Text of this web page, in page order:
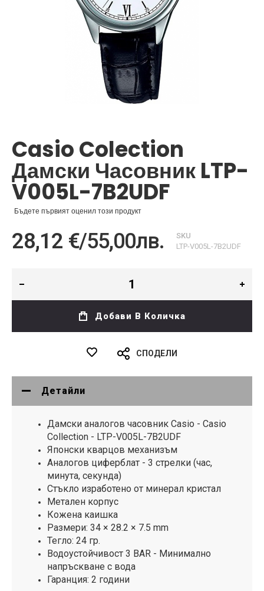
на
галерия
със
снимки
Casio Colection
Дамски Часовник LTP-
V005L-7B2UDF
Бъдете първият оценил този продукт
28,12 €/55,00лв.
SKU
LTP-V005L-7B2UDF
Добави В Количка
СПОДЕЛИ
Детайли
Дамски аналогов часовник Casio - Casio
Collection - LTP-V005L-7B2UDF
Японски кварцов механизъм
Аналогов циферблат - 3 стрелки (час,
минута, секунда)
Стъкло изработено от минерал кристал
Метален корпус
Кожена каишка
Размери: 34 × 28.2 × 7.5 mm
Тегло: 24 гр.
Водоустойчивост 3 BAR - Минимално
напръскване с вода
Гаранция: 2 години